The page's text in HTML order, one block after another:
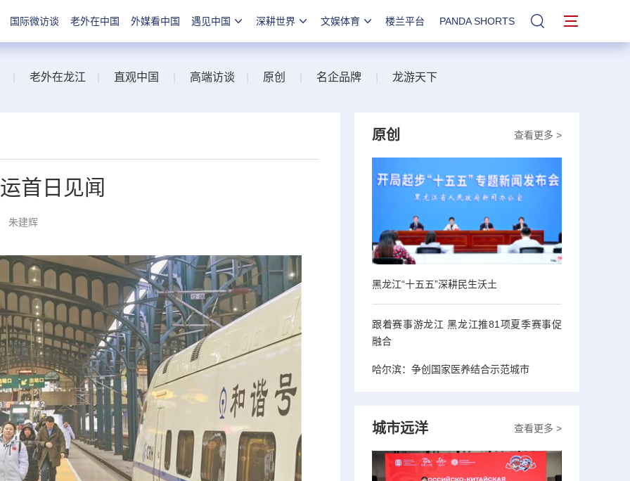
国际微访谈 老外在中国 外媒看中国 遇见中国 深耕世界 文娱体育 楼兰平台 PANDA SHORTS 站内搜索
老外在龙江 直观中国 高端访谈 原创 名企品牌 龙游天下
首日见闻
朱建辉
查看更多 >
原创
黑龙江“十五五”深耕民生沃土
跟着赛事游龙江 黑龙江推81项夏季赛事促
融合
哈尔滨：争创国家医养结合示范城市
查看更多 >
城市远洋